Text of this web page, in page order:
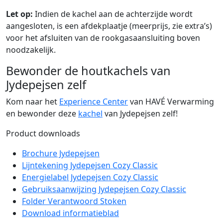
Let op: Indien de kachel aan de achterzijde wordt
aangesloten, is een afdekplaatje (meerprijs, zie extra’s)
voor het afsluiten van de rookgasaansluiting boven
noodzakelijk.
Bewonder de houtkachels van
Jydepejsen zelf
Kom naar het Experience Centervan HAVÉ Verwarming
en bewonder deze kachel van Jydepejsen zelf!
Product downloads
Brochure Jydepejsen
Lijntekening Jydepejsen Cozy Classic
Energielabel Jydepejsen Cozy Classic
Gebruiksaanwijzing Jydepejsen Cozy Classic
Folder Verantwoord Stoken
Download informatieblad